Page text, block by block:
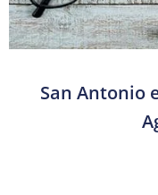
San Antonio